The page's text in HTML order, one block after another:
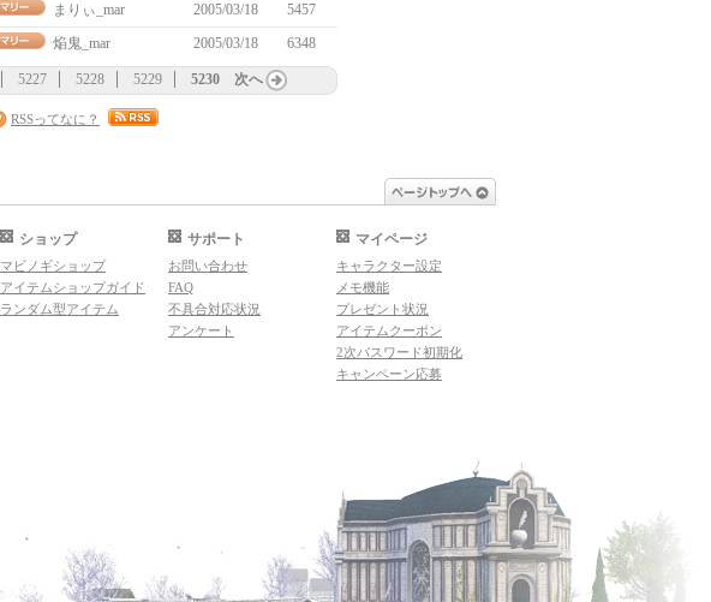
まりぃ_mar 2005/03/18
5457
焔鬼_mar 2005/03/18 6348
5227 5228 5229 5230 次へ
RSSってなに？
ショップ
マビノギショップ
アイテムショップガイド
ランダム型アイテム
サポート
お問い合わせ
FAQ
不具合対応状況
アンケート
マイページ
キャラクター設定
メモ機能
プレゼント状況
アイテムクーポン
2次パスワード初期化
キャンペーン応募